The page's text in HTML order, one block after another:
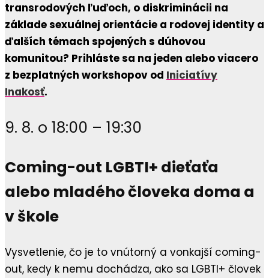
transrodových ľuďoch, o diskriminácii na
základe sexuálnej orientácie a rodovej identity a
ďalších témach spojených s dúhovou
komunitou? Prihláste sa na jeden alebo viacero
z bezplatných workshopov od Iniciatívy
Inakosť.
9. 8. o 18:00 – 19:30
Coming-out LGBTI+ dieťaťa
alebo mladého človeka doma a
v škole
Vysvetlenie, čo je to vnútorný a vonkajší coming-
out, kedy k nemu dochádza, ako sa LGBTI+ človek